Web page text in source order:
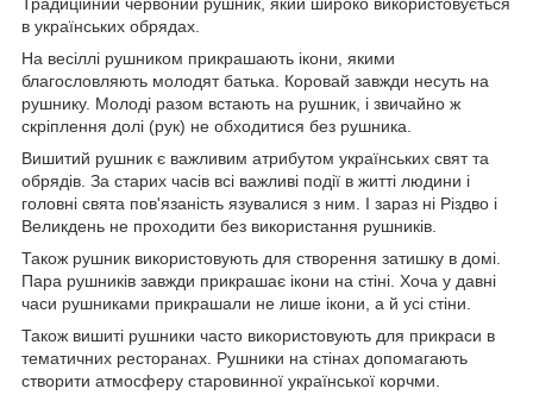
в українських обрядах.
На весіллі рушником прикрашають ікони, якими
благословляють молодят батька. Коровай завжди несуть на
рушнику. Молоді разом встають на рушник, і звичайно ж
скріплення долі (рук) не обходитися без рушника.
Вишитий рушник є важливим атрибутом українських свят та
обрядів. За старих часів всі важливі події в житті людини і
головні свята пов'язаність язувалися з ним. І зараз ні Різдво і
Великдень не проходити без використання рушників.
Також рушник використовують для створення затишку в домі.
Пара рушників завжди прикрашає ікони на стіні. Хоча у давні
часи рушниками прикрашали не лише ікони, а й усі стіни.
Також вишиті рушники часто використовують для прикраси в
тематичних ресторанах. Рушники на стінах допомагають
створити атмосферу старовинної української корчми.